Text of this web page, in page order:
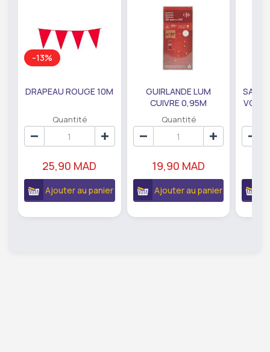
-13%
DRAPEAU ROUGE 10M
Quantité
25,90 MAD
Ajouter au panier
GUIRLANDE LUM
CUIVRE 0,95M
DE79207
Quantité
19,90 MAD
Ajouter au panier